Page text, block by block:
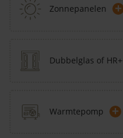
Zonnepanelen +
Dubbelglas of
Warmtepomp +